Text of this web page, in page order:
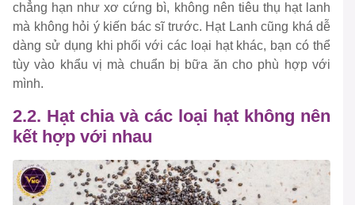
chẳng hạn như xơ cứng bì, không nên tiêu thụ hạt lanh
mà không hỏi ý kiến ​​​​bác sĩ trước. Hạt Lanh cũng khá dễ
dàng sử dụng khi phối với các loại hạt khác, bạn có thể
tùy vào khẩu vị mà chuẩn bị bữa ăn cho phù hợp với
mình.
2.2. Hạt chia và các loại hạt không nên
kết hợp với nhau